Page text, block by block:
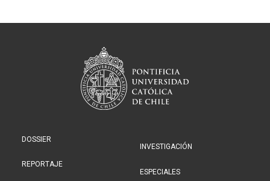
DOSSIER
REPORTAJE
INVESTIGACIÓN
ESPECIALES